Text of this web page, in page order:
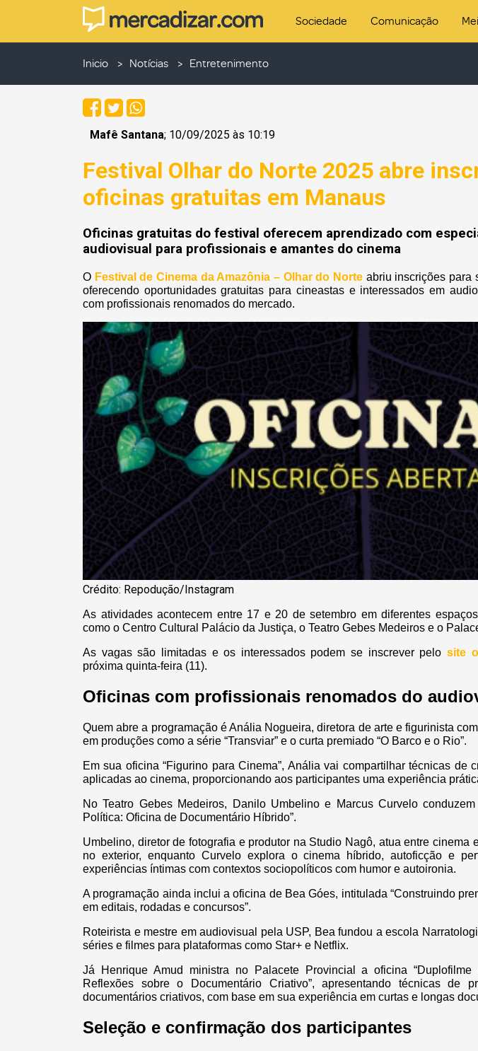
Sociedade Comunicação
Inicio Notícias Entretenimento
Mafê Santana; 10/09/2025 às 10:19
Festival Olhar do Norte 2025 abre
oficinas gratuitas em Manaus
Oficinas gratuitas do festival oferecem aprendizado com
audiovisual para profissionais e amantes do cinema
O Festival de Cinema da Amazônia – Olhar do Norte abriu inscrições para
oferecendo oportunidades gratuitas para cineastas e interessados em
com profissionais renomados do mercado.
Crédito: Repodução/Instagram
As atividades acontecem entre 17 e 20 de setembro em diferentes
como o Centro Cultural Palácio da Justiça, o Teatro Gebes Medeiros e o
As vagas são limitadas e os interessados podem se inscrever pelo site
próxima quinta-feira (11).
Oficinas com profissionais renomados do
Quem abre a programação é Anália Nogueira, diretora de arte e figurinista
em produções como a série “Transviar” e o curta premiado “O Barco e o Rio”.
Em sua oficina “Figurino para Cinema”, Anália vai compartilhar técnicas de
aplicadas ao cinema, proporcionando aos participantes uma experiência
No Teatro Gebes Medeiros, Danilo Umbelino e Marcus Curvelo
Política: Oficina de Documentário Híbrido”.
Umbelino, diretor de fotografia e produtor na Studio Nagô, atua entre cinema
no exterior, enquanto Curvelo explora o cinema híbrido, autoficção e
experiências íntimas com contextos sociopolíticos com humor e autoironia.
A programação ainda inclui a oficina de Bea Góes, intitulada “Construindo
em editais, rodadas e concursos”.
Roteirista e mestre em audiovisual pela USP, Bea fundou a escola
séries e filmes para plataformas como Star+ e Netflix.
Já Henrique Amud ministra no Palacete Provincial a oficina
Reflexões sobre o Documentário Criativo”, apresentando técnicas de
documentários criativos, com base em sua experiência em curtas e longas
Seleção e confirmação dos participantes